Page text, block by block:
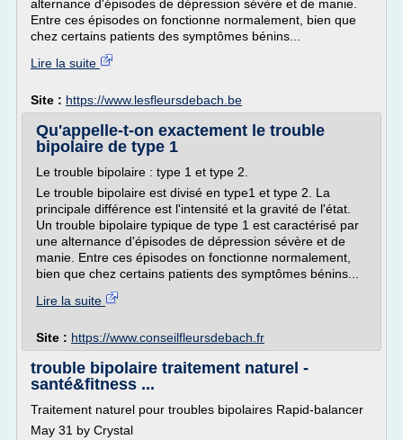
alternance d'épisodes de dépression sévère et de manie.
Entre ces épisodes on fonctionne normalement, bien que
chez certains patients des symptômes bénins...
Lire la suite
Site : https://www.lesfleursdebach.be
Qu'appelle-t-on exactement le trouble
bipolaire de type 1
Le trouble bipolaire : type 1 et type 2.
Le trouble bipolaire est divisé en type1 et type 2. La
principale différence est l'intensité et la gravité de l'état.
Un trouble bipolaire typique de type 1 est caractérisé par
une alternance d'épisodes de dépression sévère et de
manie. Entre ces épisodes on fonctionne normalement,
bien que chez certains patients des symptômes bénins...
Lire la suite
Site : https://www.conseilfleursdebach.fr
trouble bipolaire traitement naturel -
santé&fitness ...
Traitement naturel pour troubles bipolaires Rapid-balancer
May 31 by Crystal